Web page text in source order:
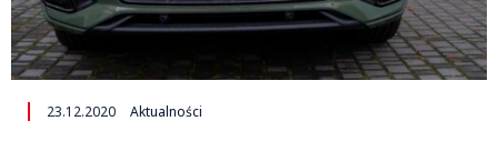
23.12.2020 Aktualności